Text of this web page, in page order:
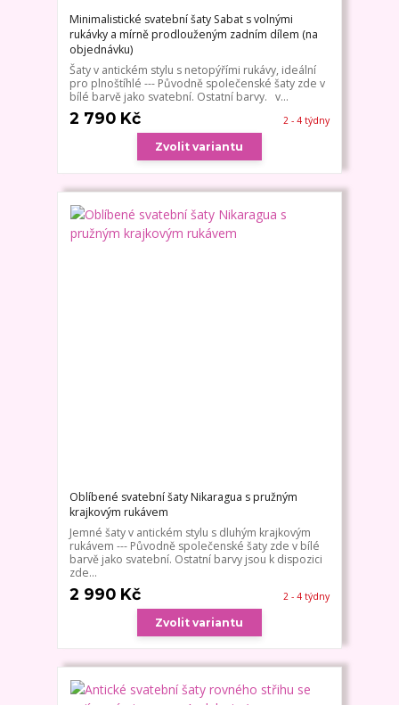
Minimalistické svatební šaty Sabat s volnými
rukávky a mírně prodlouženým zadním dílem (na
objednávku)
Šaty v antickém stylu s netopýřími rukávy, ideální
pro plnoštíhlé --- Původně společenské šaty zde v
bílé barvě jako svatební. Ostatní barvy. v...
2 790 Kč 2 - 4 týdny
Zvolit variantu
Oblíbené svatební šaty Nikaragua s pružným
krajkovým rukávem
Jemné šaty v antickém stylu s dluhým krajkovým
rukávem --- Původně společenské šaty zde v bílé
barvě jako svatební. Ostatní barvy jsou k dispozici
zde...
2 990 Kč 2 - 4 týdny
Zvolit variantu